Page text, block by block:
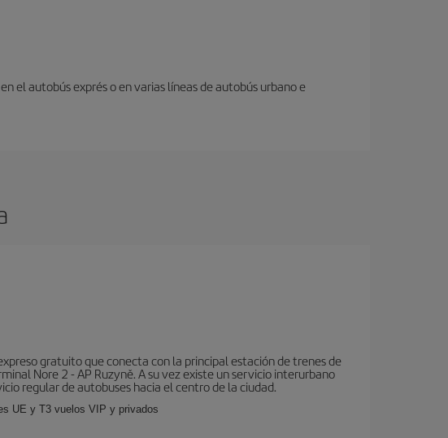
el autobús exprés o en varias líneas de autobús urbano e
gratuito que conecta con la principal estación de trenes de
Nore 2 - AP Ruzyně. A su vez existe un servicio interurbano
regular de autobuses hacia el centro de la ciudad.
UE y T3 vuelos VIP y privados